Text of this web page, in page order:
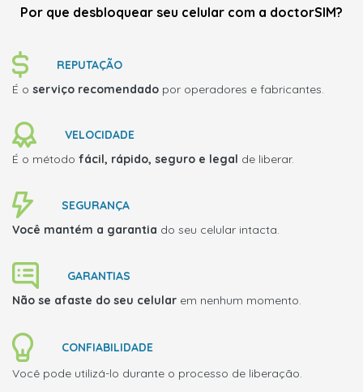
Por que desbloquear seu celular com a doctorSIM?
REPUTAÇÃO
É o serviço recomendado por operadores e fabricantes.
VELOCIDADE
É o método fácil, rápido, seguro e legal de liberar.
SEGURANÇA
Você mantém a garantia do seu celular intacta.
GARANTIAS
Não se afaste do seu celular em nenhum momento.
CONFIABILIDADE
Você pode utilizá-lo durante o processo de liberação.